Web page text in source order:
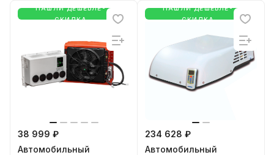
НАШЛИ ДЕШЕВЛЕ-
СКИДКА
38 999 ₽
Автомобильный
НАШЛИ ДЕШЕВЛЕ-
СКИДКА
234 628 ₽
Автомобильный